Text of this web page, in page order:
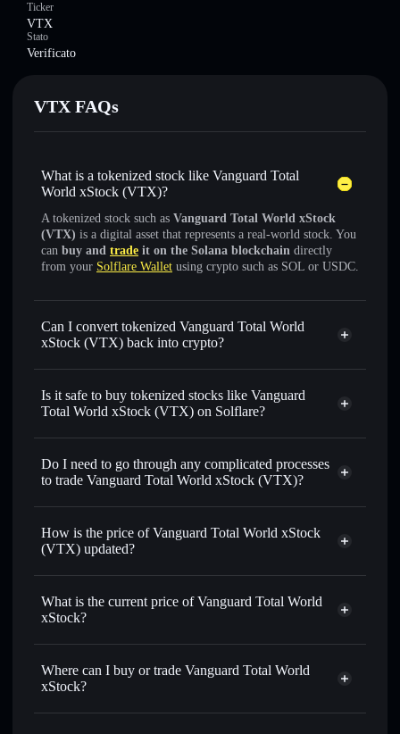
Ticker
VTX
Stato
Verificato
VTX FAQs
What is a tokenized stock like Vanguard Total
World xStock (VTX)?
A tokenized stock such as Vanguard Total World xStock
(VTX) is a digital asset that represents a real-world stock. You
can buy and trade it on the Solana blockchain directly
from your Solflare Wallet using crypto such as SOL or USDC.
Can I convert tokenized Vanguard Total World
xStock (VTX) back into crypto?
Vanguard Total World xStock
Is it safe to buy tokenized stocks like Vanguard
Total World xStock (VTX) on Solflare?
1:1 backed,
Do I need to go through any complicated processes
to trade Vanguard Total World xStock (VTX)?
How is the price of Vanguard Total World xStock
(VTX) updated?
Vanguard Total World xStock
What is the current price of Vanguard Total World
xStock?
Vanguard Total World xStock
0.34%
Where can I buy or trade Vanguard Total World
xStock?